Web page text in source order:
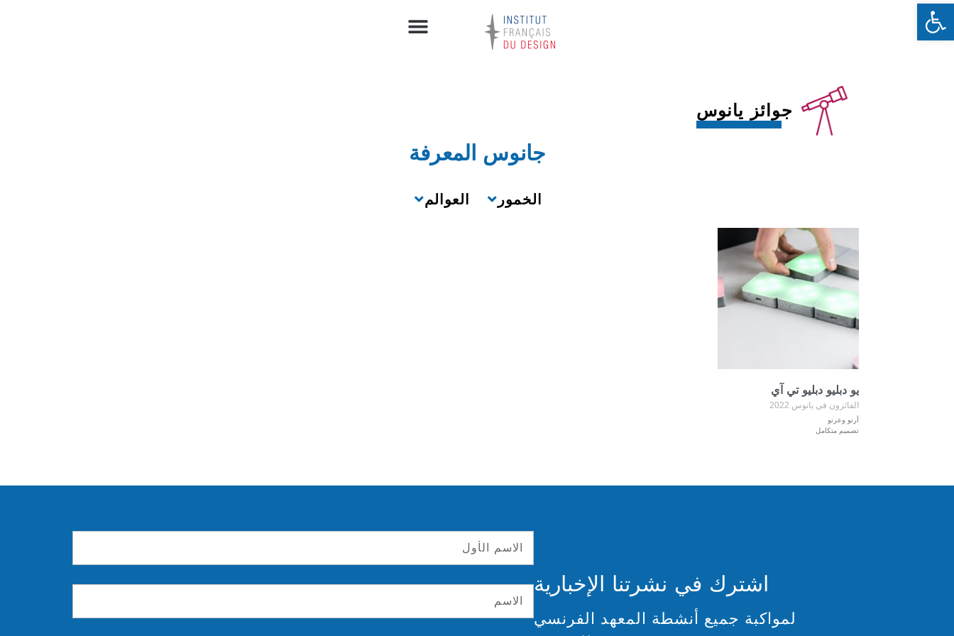
Ouvrir la barre d’outils
جوائز يانوس
جانوس المعرفة
الخمور العوالم
يو دبليو دبليو تي آي
الفائزون في يانوس 2022
أرنو وعرنو
تصميم متكامل
اشترك في نشرتنا الإخبارية
لمواكبة جميع أنشطة المعهد الفرنسي